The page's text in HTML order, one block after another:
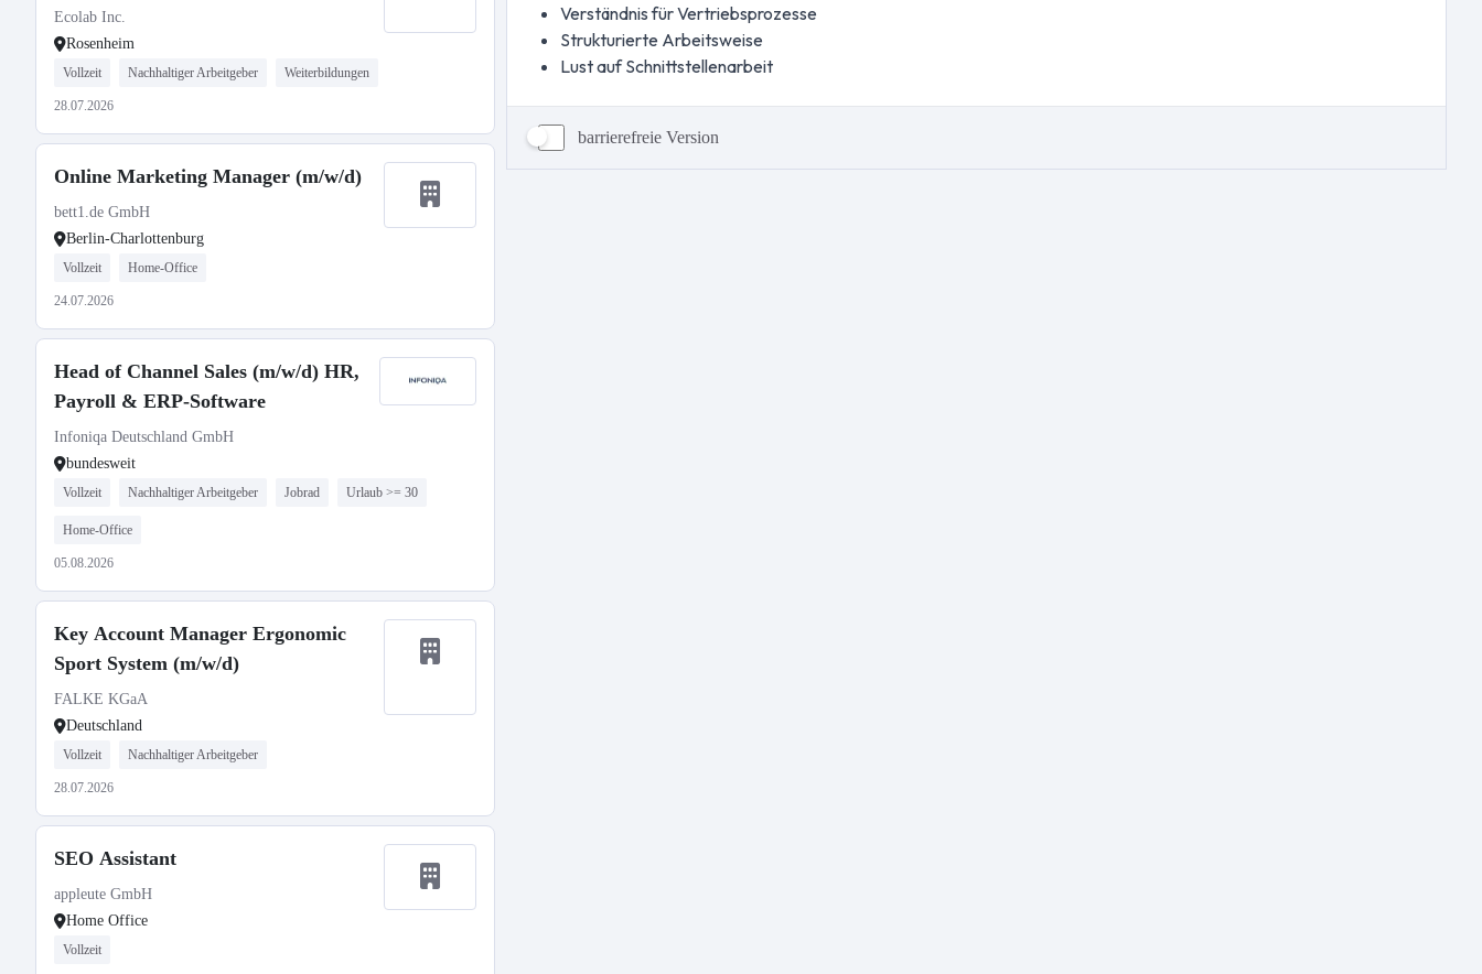
Ecolab Inc.
Rosenheim
Vollzeit Nachhaltiger Arbeitgeber Weiterbildungen
28.07.2026
Online Marketing Manager (m/w/d)
bett1.de GmbH
Berlin-Charlottenburg
Vollzeit Home-Office
24.07.2026
Head of Channel Sales (m/w/d) HR,
Payroll & ERP-Software
Infoniqa Deutschland GmbH
bundesweit
Vollzeit Nachhaltiger Arbeitgeber Jobrad Urlaub >= 30
Home-Office
05.08.2026
Key Account Manager Ergonomic
Sport System (m/w/d)
FALKE KGaA
Deutschland
Vollzeit Nachhaltiger Arbeitgeber
28.07.2026
SEO Assistant
appleute GmbH
Home Office
Vollzeit
barrierefreie Version